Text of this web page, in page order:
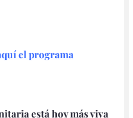
el programa
está hoy más viva